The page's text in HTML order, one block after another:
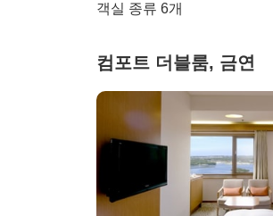
객실 종류 6개
컴포트 더블룸, 금연